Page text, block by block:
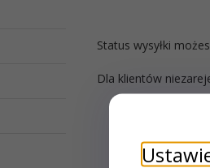
Status wysyłki
Dla klientów